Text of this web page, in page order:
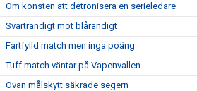
Om konsten att detronisera en serieledare
Svartrandigt mot blårandigt
Fartfylld match men inga poäng
Tuff match väntar på Vapenvallen
Ovan målskytt säkrade segern